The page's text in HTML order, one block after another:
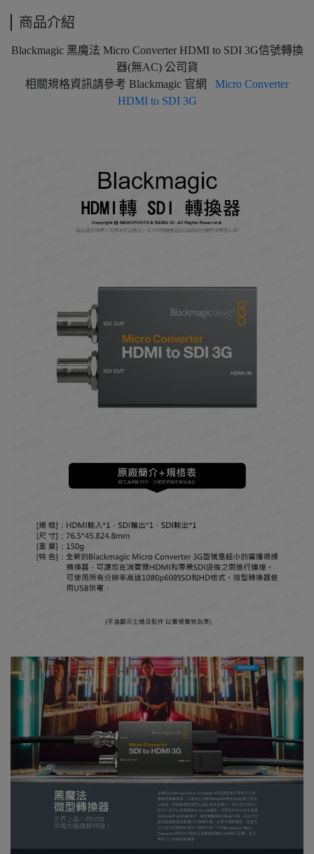
商品介紹
Blackmagic 黑魔法 Micro Converter HDMI to SDI 3G信號轉換
器(無AC) 公司貨
相關規格資訊請參考 Blackmagic 官網 Micro Converter
HDMI to SDI 3G